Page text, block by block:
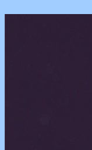
Перейти